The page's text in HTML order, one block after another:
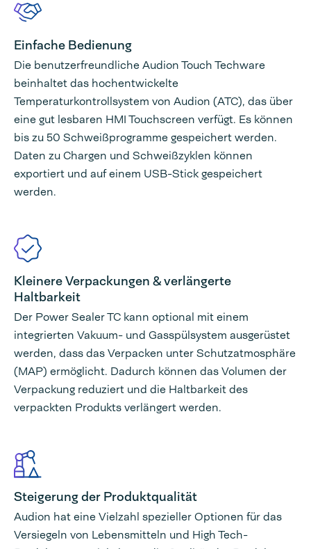
Einfache Bedienung
Die benutzerfreundliche Audion Touch Techware
beinhaltet das hochentwickelte
Temperaturkontrollsystem von Audion (ATC), das über
eine gut lesbaren HMI Touchscreen verfügt. Es können
bis zu 50 Schweißprogramme gespeichert werden.
Daten zu Chargen und Schweißzyklen können
exportiert und auf einem USB-Stick gespeichert
werden.
Kleinere Verpackungen & verlängerte
Haltbarkeit
Der Power Sealer TC kann optional mit einem
integrierten Vakuum- und Gasspülsystem ausgerüstet
werden, dass das Verpacken unter Schutzatmosphäre
(MAP) ermöglicht. Dadurch können das Volumen der
Verpackung reduziert und die Haltbarkeit des
verpackten Produkts verlängert werden.
Steigerung der Produktqualität
Audion hat eine Vielzahl spezieller Optionen für das
Versiegeln von Lebensmitteln und High Tech-